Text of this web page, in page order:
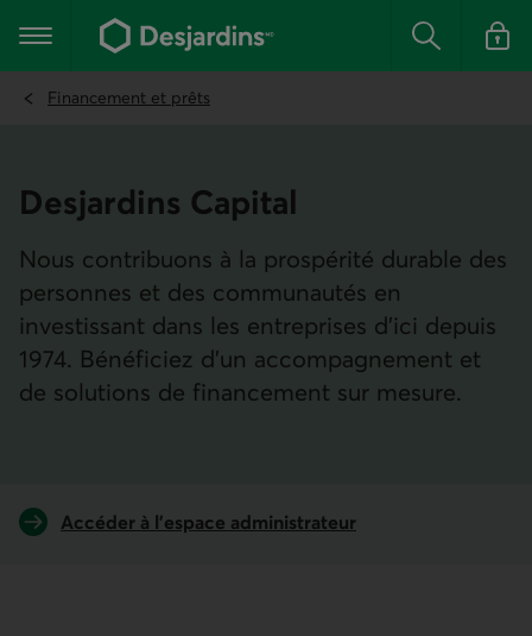
contenu
Menu principal Rechercher
Se
Financement et prêts
Desjardins Capital
Nous contribuons à la prospérité durable des
personnes et des communautés en
investissant dans les entreprises d’ici depuis
1974. Bénéficiez d’un accompagnement et
de solutions de financement sur mesure.
Accéder à l'espace administrateur
Lien externe au site.